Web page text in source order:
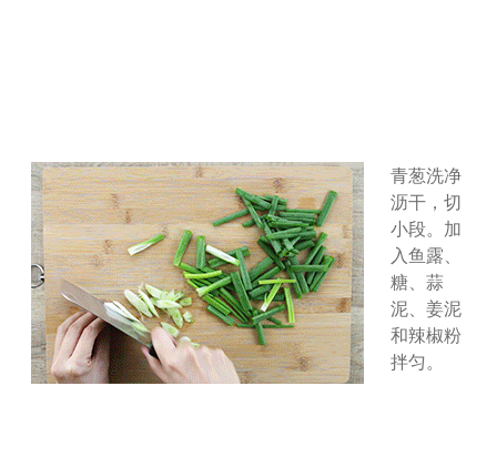
青葱洗净
沥干，切
小段。加
入鱼露、
糖、蒜
泥、姜泥
和辣椒粉
拌匀。